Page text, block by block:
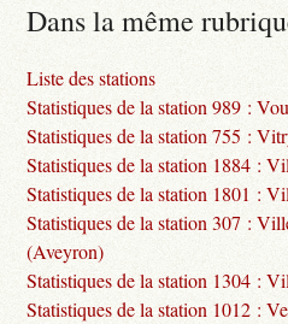
Dans la même
Liste des stations
Statistiques de la station 989 :
Statistiques de la station 755 :
Statistiques de la station 1884 :
Statistiques de la station 1801 :
Statistiques de la station 307 :
(Aveyron)
Statistiques de la station 1304 :
Statistiques de la station 1012 :